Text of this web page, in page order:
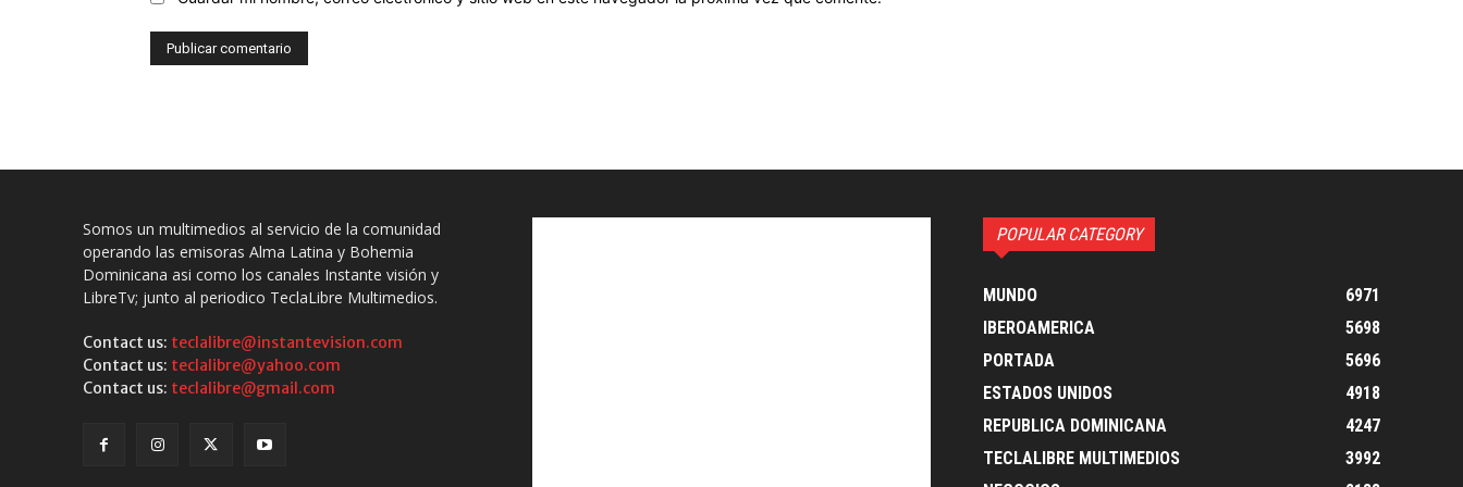
Somos un multimedios al servicio de la comunidad
operando las emisoras Alma Latina y Bohemia
Dominicana asi como los canales Instante visión y
LibreTv; junto al periodico TeclaLibre Multimedios.
Contact us: teclalibre@instantevision.com
Contact us: teclalibre@yahoo.com
Contact us: teclalibre@gmail.com
POPULAR CATEGORY
MUNDO
6971
IBEROAMERICA
5698
PORTADA
5696
ESTADOS UNIDOS
4918
REPUBLICA DOMINICANA
4247
TECLALIBRE MULTIMEDIOS
3992